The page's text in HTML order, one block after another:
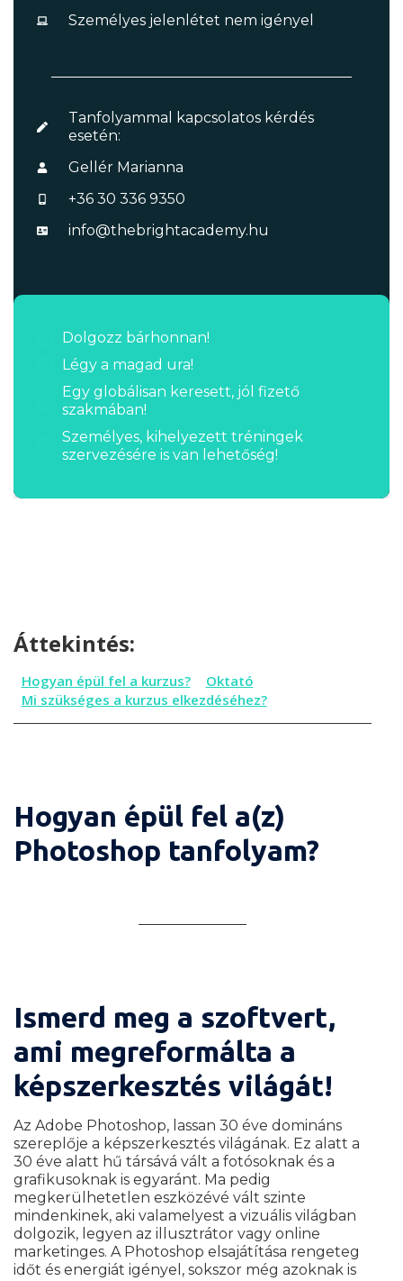
Személyes jelenlétet nem igényel
Tanfolyammal kapcsolatos kérdés
esetén:
Gellér Marianna
+36 30 336 9350
info@thebrightacademy.hu
Dolgozz bárhonnan!
Légy a magad ura!
Egy globálisan keresett, jól fizető
szakmában!
Személyes, kihelyezett tréningek
szervezésére is van lehetőség!
Áttekintés:
Hogyan épül fel a kurzus?
Oktató
Mi szükséges a kurzus elkezdéséhez?
Hogyan épül fel a kurzus?
Oktató
Hogyan épül fel a(z)
Photoshop tanfolyam?
Ismerd meg a szoftvert,
ami megreformálta a
képszerkesztés világát!
Az Adobe Photoshop, lassan 30 éve domináns
szereplője a képszerkesztés világának. Ez alatt a
30 éve alatt hű társává vált a fotósoknak és a
grafikusoknak is egyaránt. Ma pedig
megkerülhetetlen eszközévé vált szinte
mindenkinek, aki valamelyest a vizuális világban
dolgozik, legyen az illusztrátor vagy online
marketinges. A Photoshop elsajátítása rengeteg
időt és energiát igényel, sokszor még azoknak is